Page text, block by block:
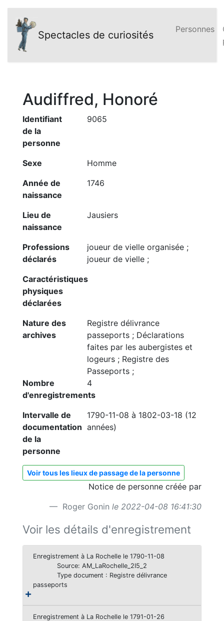
Spectacles de curiosités Personnes
Audiffred, Honoré
Identifiant
de la
personne
9065
Sexe
Homme
Année de
naissance
1746
Lieu de
naissance
Jausiers
Professions
déclarés
joueur de vielle organisée ;
joueur de vielle ;
Caractéristiques
physiques
déclarées
Nature des
archives
Registre délivrance
passeports ; Déclarations
faites par les aubergistes et
logeurs ; Registre des
Passeports ;
Nombre
d'enregistrements
4
Intervalle de
documentation
de la
personne
1790-11-08 à 1802-03-18 (12
années)
Voir tous les lieux de passage de la personne
Notice de personne créée par
Roger Gonin le 2022-04-08 16:41:30
Voir les détails d'enregistrement
Enregistrement à La Rochelle le 1790-11-08
Source: AM_LaRochelle_2I5_2
Type document : Registre délivrance
passeports
Enregistrement à La Rochelle le 1791-01-26